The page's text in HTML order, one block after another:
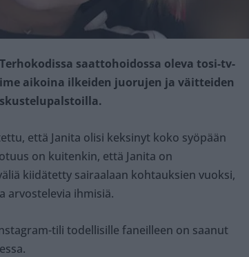
saattohoidossa oleva tosi-tv-
aikoina ilkeiden juorujen ja väitteiden
että Janita olisi keksinyt koko syöpään
on kuitenkin, että Janita on
kiidätetty sairaalaan kohtauksien vuoksi,
arvostelevia ihmisiä.
tili todellisille faneilleen on saanut